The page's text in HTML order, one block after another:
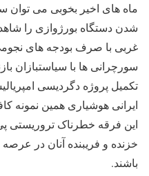
ماه های اخیر بخوبی می
شدن دستگاه بورژوازی را
غربی با صرف بودجه های
سورچرانی ها با سیاستبازان
تکمیل پروژه دگردیسی
ایرانی هوشیاری همین نمونه
این فرقه خطرناک تروریستی
خزنده و فریبنده آنان در
باشند.